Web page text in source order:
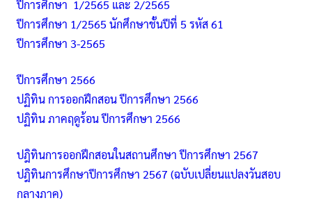
ปีการศึกษา 1/2565 และ 2/2565
ปีการศึกษา 1/2565 นักศึกษาชั้นปีที่ 5 รหัส 61
ปีการศึกษา 3-2565
ปีการศึกษา 2566
ปฏิทิน การออกฝึกสอน ปีการศึกษา 2566
ปฏิทิน ภาคฤดูร้อน ปีการศึกษา 2566
ปฎิทินการออกฝึกสอนในสถานศึกษา ปีการศึกษา 2567
ปฎิทินการศึกษาปีการศึกษา 2567 (ฉบับเปลี่ยนแปลงวันสอบ
กลางภาค)